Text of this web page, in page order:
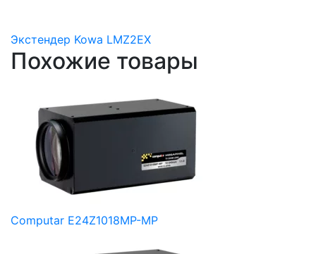
Экстендер Kowa LMZ2EX
Похожие товары
Computar E24Z1018MP-MP